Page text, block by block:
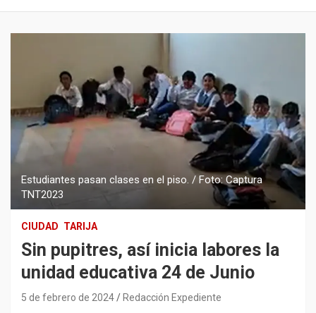
Estudiantes pasan clases en el piso. / Foto: Captura
TNT2023
CIUDAD TARIJA
Sin pupitres, así inicia labores la
unidad educativa 24 de Junio
5 de febrero de 2024 Redacción Expediente